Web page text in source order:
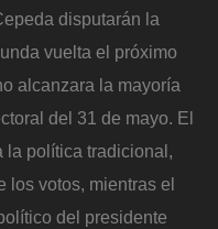
disputarán la
vuelta el próximo
alcanzara la mayoría
del 31 de mayo. El
la política tradicional,
los votos, mientras el
del presidente